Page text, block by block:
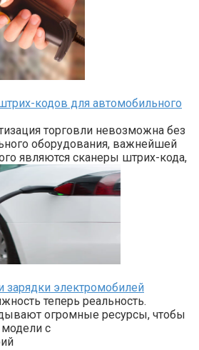
кодов для автомобильного
торговли невозможна без
оборудования, важнейшей
являются сканеры штрих-кода,
зарядки электромобилей
теперь реальность.
огромные ресурсы, чтобы
с